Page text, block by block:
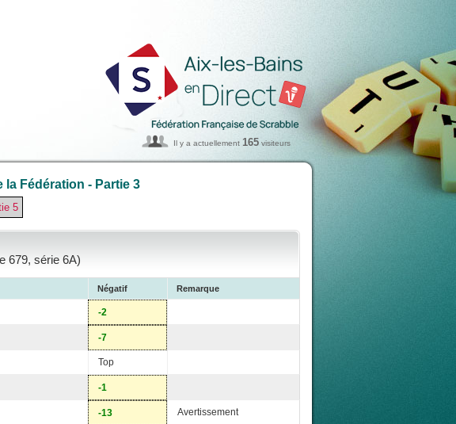
Il y a actuellement 165 visiteurs
la Fédération - Partie 3
5
679, série 6A)
Négatif Remarque
-2
-7
Top
-1
-13 Avertissement